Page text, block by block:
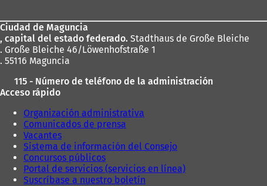
pies
Ciudad de Maguncia
, capital del estado federado. Stadthaus de Große Bleiche
. Große Bleiche 46/Löwenhofstraße 1
. 55116 Maguncia
115 - Número de teléfono de la administración
Acceso rápido
Organización administrativa
Comunicados de prensa
Vacantes
Sistema de información del Consejo
Concursos públicos
Portal de servicios (servicios en línea)
Suscríbase a nuestro boletín